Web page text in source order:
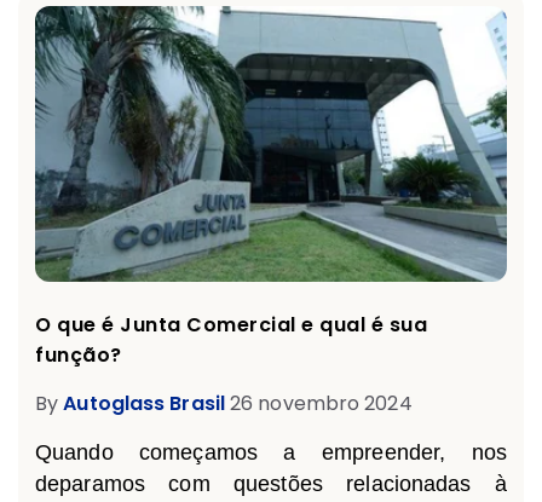
O que é Junta Comercial e qual é sua
função?
ByAutoglass Brasil26 novembro 2024
Quando começamos a empreender, nos
deparamos com questões relacionadas à